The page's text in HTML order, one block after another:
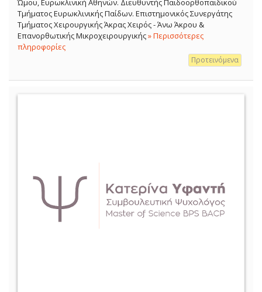
Ώμου, Ευρωκλινική Αθηνών. Διευθυντής Παιδοορθοπαιδικού
Τμήματος Ευρωκλινικής Παίδων. Επιστημονικός Συνεργάτης
Τμήματος Χειρουργικής Άκρας Χειρός - Άνω Άκρου &
Επανορθωτικής Μικροχειρουργικής» Περισσότερες
πληροφορίες
Προτεινόμενα